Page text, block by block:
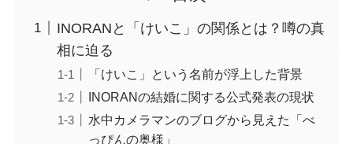
INORANと「けいこ」の関係とは？噂の真
相に迫る
「けいこ」という名前が浮上した背景
INORANの結婚に関する公式発表の現状
水中カメラマンのブログから見えた「べ
っぴんの奥様」